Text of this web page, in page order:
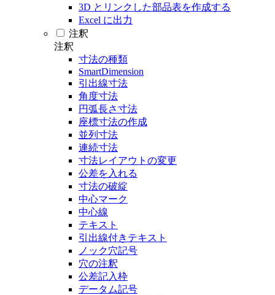
3D とリンクした部品表を作成する
Excel に出力
注釈
注釈
寸法の種類
SmartDimension
引出線寸法
角度寸法
円弧長さ寸法
座標寸法の作成
並列寸法
連続寸法
寸法レイアウトの変更
公差を入れる
寸法の破綻
中心マーク
中心線
テキスト
引出線付きテキスト
ノック穴記号
穴の注釈
公差記入枠
データム記号